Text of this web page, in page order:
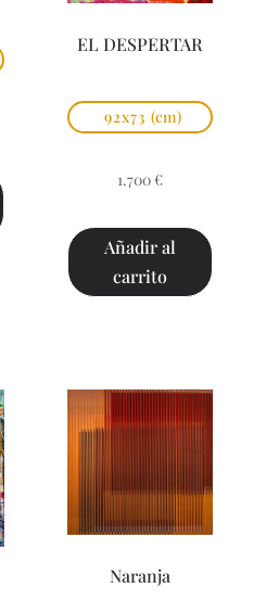
EL DESPERTAR
92x73 (cm)
1.700 €
Añadir al
carrito
Naranja